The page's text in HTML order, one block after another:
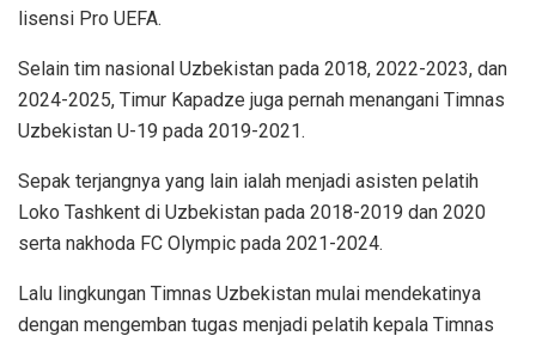
lisensi Pro UEFA.
Selain tim nasional Uzbekistan pada 2018, 2022-2023, dan
2024-2025, Timur Kapadze juga pernah menangani Timnas
Uzbekistan U-19 pada 2019-2021.
Sepak terjangnya yang lain ialah menjadi asisten pelatih
Loko Tashkent di Uzbekistan pada 2018-2019 dan 2020
serta nakhoda FC Olympic pada 2021-2024.
Lalu lingkungan Timnas Uzbekistan mulai mendekatinya
dengan mengemban tugas menjadi pelatih kepala Timnas